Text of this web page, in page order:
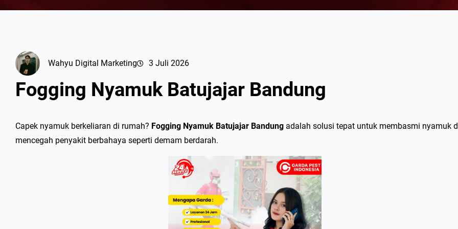
Wahyu Digital Marketing 3 Juli 2026
Fogging Nyamuk Batujajar Bandung
Capek nyamuk berkeliaran di rumah? Fogging Nyamuk Batujajar Bandung adalah solusi tepat untuk membasmi nyamuk
mencegah penyakit berbahaya seperti demam berdarah.